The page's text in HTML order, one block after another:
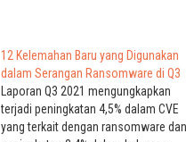
12 Kelemahan Baru yang Digunakan
dalam Serangan Ransomware di Q3
Laporan Q3 2021 mengungkapkan
terjadi peningkatan 4,5% dalam CVE
yang terkait dengan ransomware dan